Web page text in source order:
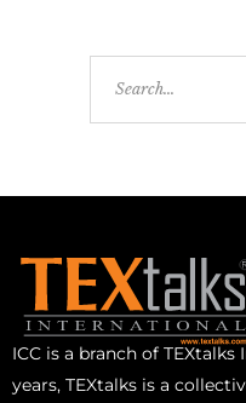
ICC is a branch of
years, TEXtalks is a